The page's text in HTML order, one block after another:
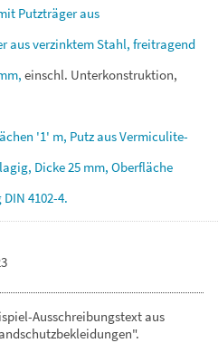
Putzträgeraus
ausverzinktemStahl, freitragend
einschl. Unterkonstruktion,
'1' m, PutzausVermiculite-
Dicke25 mm, Oberfläche
DIN 4102-4.
Ausschreibungstext aus